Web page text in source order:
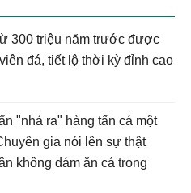
300 triệu năm trước được
đá, tiết lộ thời kỳ đỉnh cao
"nhả ra" hàng tấn cá một
gia nói lên sự thật
không dám ăn cá trong